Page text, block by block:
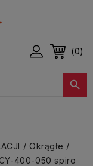
(0)

Okrągłe
400-050 spiro